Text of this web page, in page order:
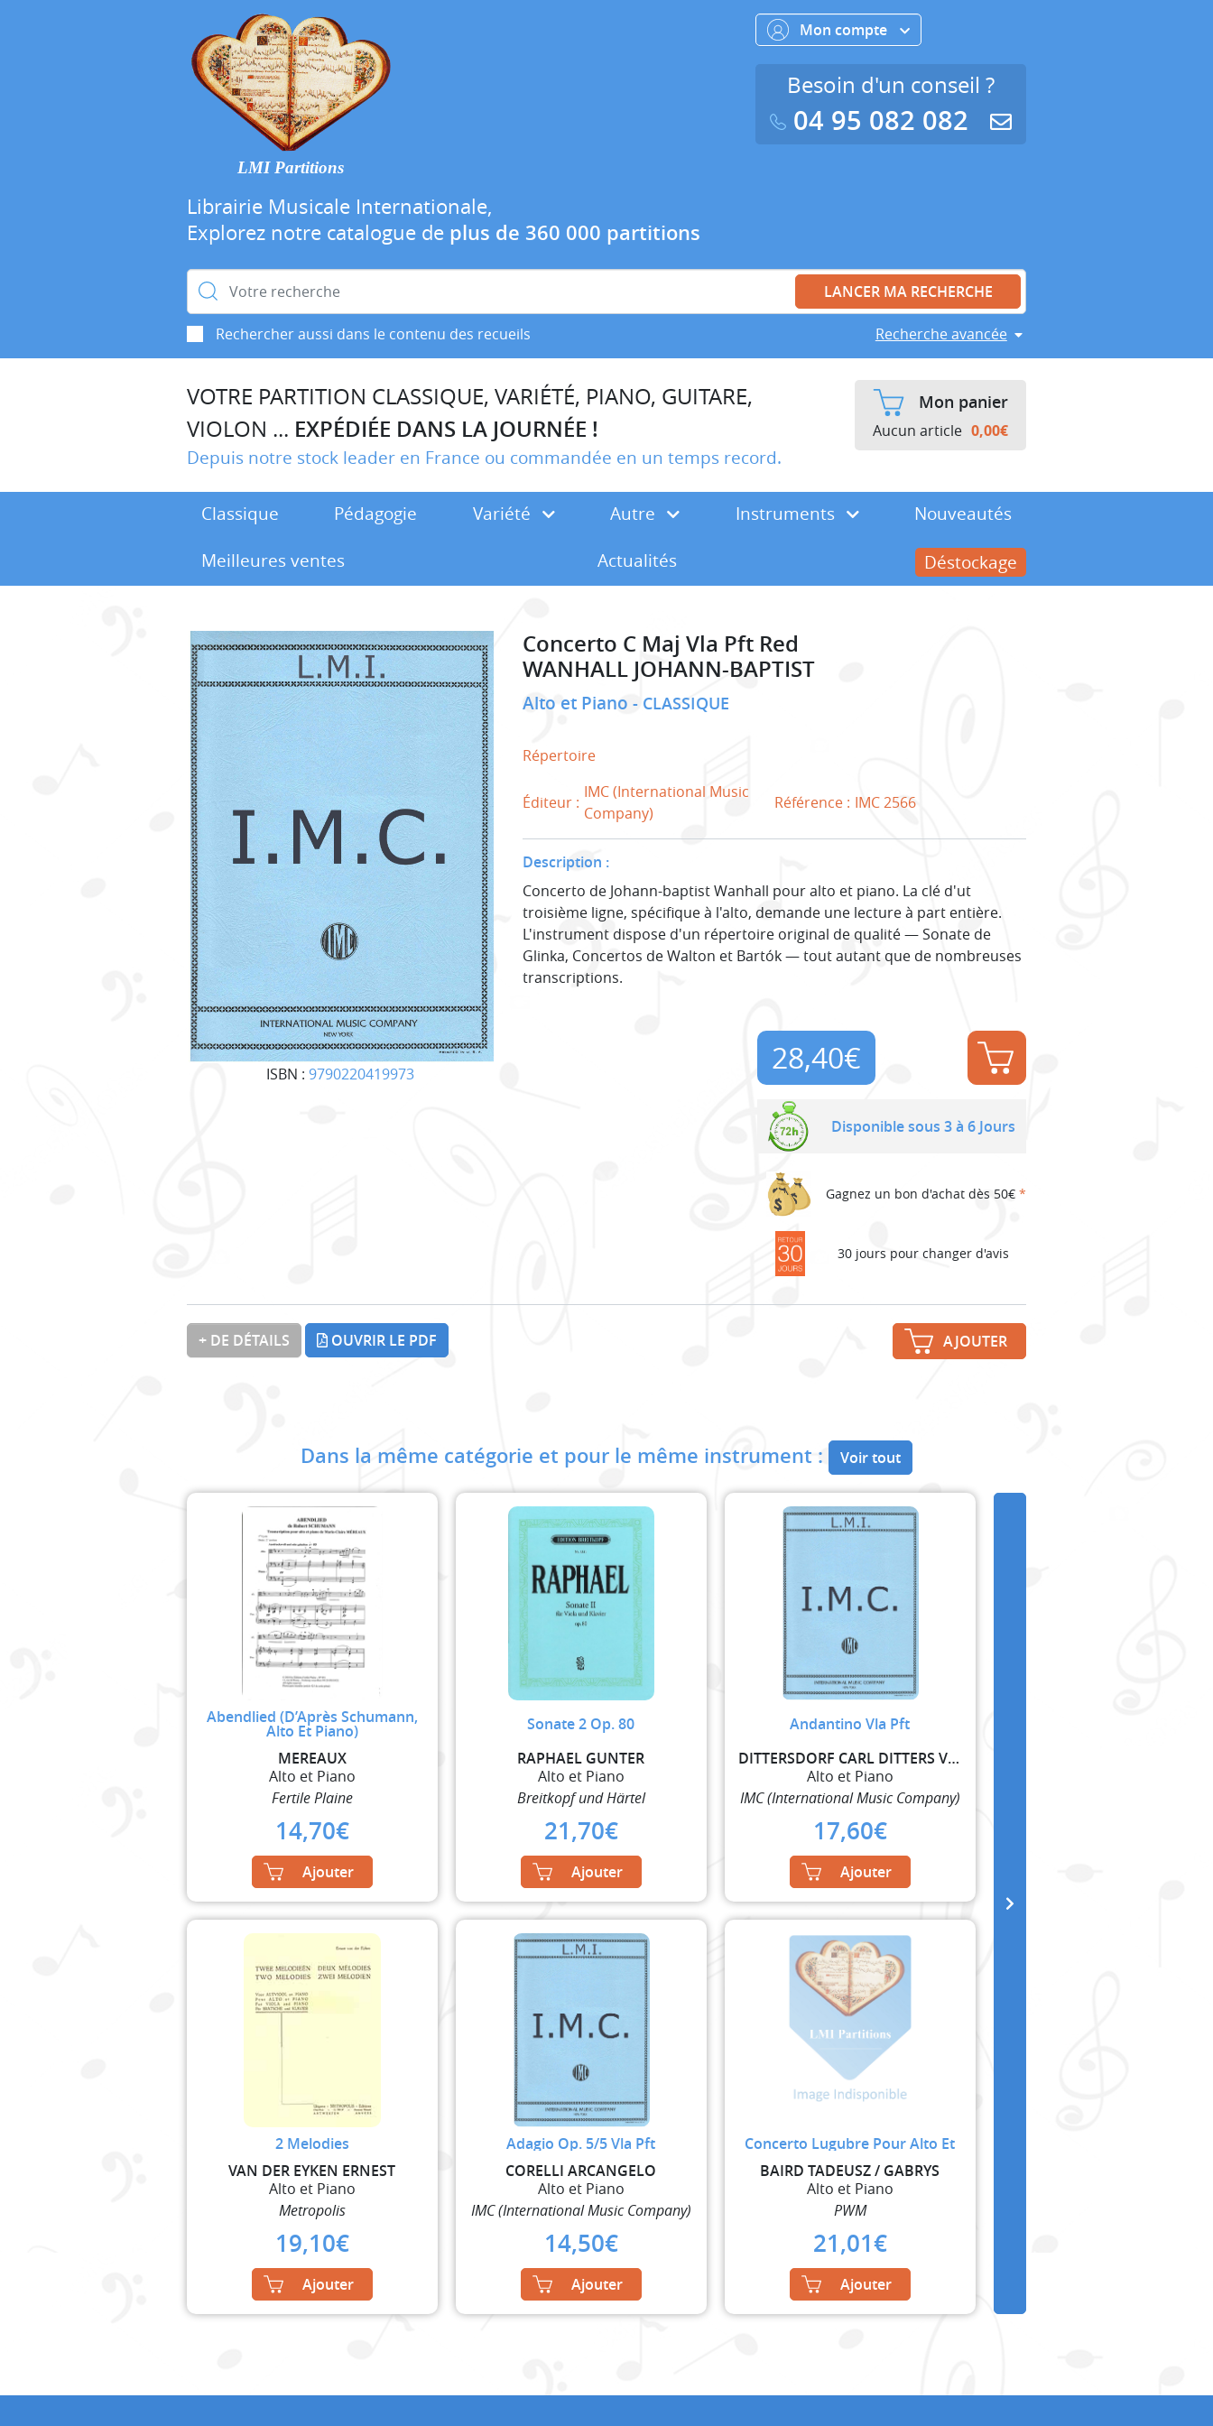
LMI Partitions
Librairie Musicale Internationale,
Explorez notre catalogue de plus de 360 000 partitions
Rechercher :
Rechercher aussi dans le contenu des recueils Recherche avancée
Mon compte
Besoin d'un conseil ?
04 95 082 082
VOTRE PARTITION CLASSIQUE, VARIÉTÉ, PIANO, GUITARE,
VIOLON ... EXPÉDIÉE DANS LA JOURNÉE !
Depuis notre stock leader en France ou commandée en un temps record.
Mon panier
Aucun article 0,00€
Classique Pédagogie Variété Autre Instruments
Nouveautés
Meilleures ventes
Actualités Déstockage
ISBN : 9790220419973
Concerto C Maj Vla Pft Red
WANHALL JOHANN-BAPTIST
Alto et Piano CLASSIQUE
Répertoire
Éditeur :
IMC (International Music
Company)
Référence : IMC 2566
Description :
Concerto de Johann-baptist Wanhall pour alto et piano. La clé d'ut
troisième ligne, spécifique à l'alto, demande une lecture à part entière.
L'instrument dispose d'un répertoire original de qualité — Sonate de
Glinka, Concertos de Walton et Bartók — tout autant que de nombreuses
transcriptions.
28,40€
Disponible sous 3 à 6 Jours
Gagnez un bon d'achat dès 50€ *
30 jours pour changer d'avis
+ DE DÉTAILS OUVRIR LE PDF AJOUTER
Dans la même catégorie et pour le même instrument : Voir tout
Abendlied (D’Après Schumann,
Alto Et Piano)
MEREAUX
Alto et Piano
Fertile Plaine
14,70€
Ajouter
Sonate 2 Op. 80
RAPHAEL GUNTER
Alto et Piano
Breitkopf und Härtel
21,70€
Ajouter
Andantino Vla Pft
DITTERSDORF CARL DITTERS VON
Alto et Piano
IMC (International Music Company)
17,60€
Ajouter
2 Melodies
VAN DER EYKEN ERNEST
Alto et Piano
Metropolis
19,10€
Ajouter
Adagio Op. 5/5 Vla Pft
CORELLI ARCANGELO
Alto et Piano
IMC (International Music Company)
14,50€
Ajouter
Concerto Lugubre Pour Alto Et
BAIRD TADEUSZ / GABRYS
Alto et Piano
PWM
21,01€
Ajouter